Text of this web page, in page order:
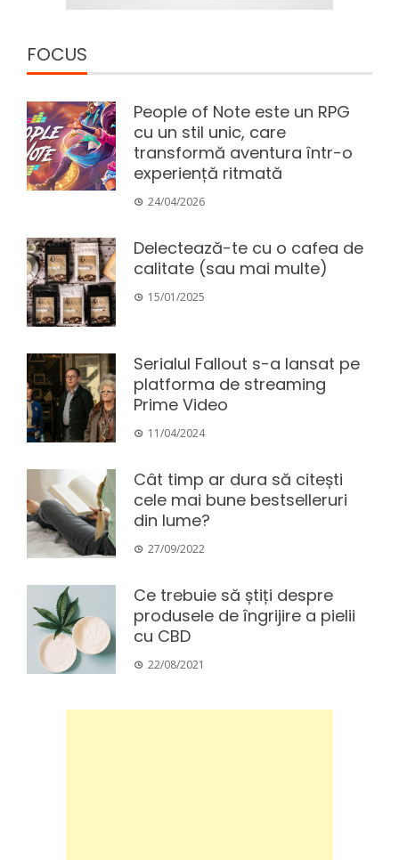
FOCUS
People of Note este un RPG
cu un stil unic, care
transformă aventura într-o
experiență ritmată
24/04/2026
Delectează-te cu o cafea de
calitate (sau mai multe)
15/01/2025
Serialul Fallout s-a lansat pe
platforma de streaming
Prime Video
11/04/2024
Cât timp ar dura să citești
cele mai bune bestselleruri
din lume?
27/09/2022
Ce trebuie să știți despre
produsele de îngrijire a pielii
cu CBD
22/08/2021